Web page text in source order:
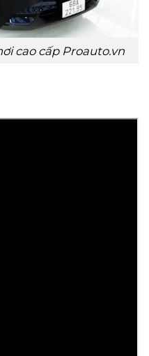
cao cấp Proauto.vn